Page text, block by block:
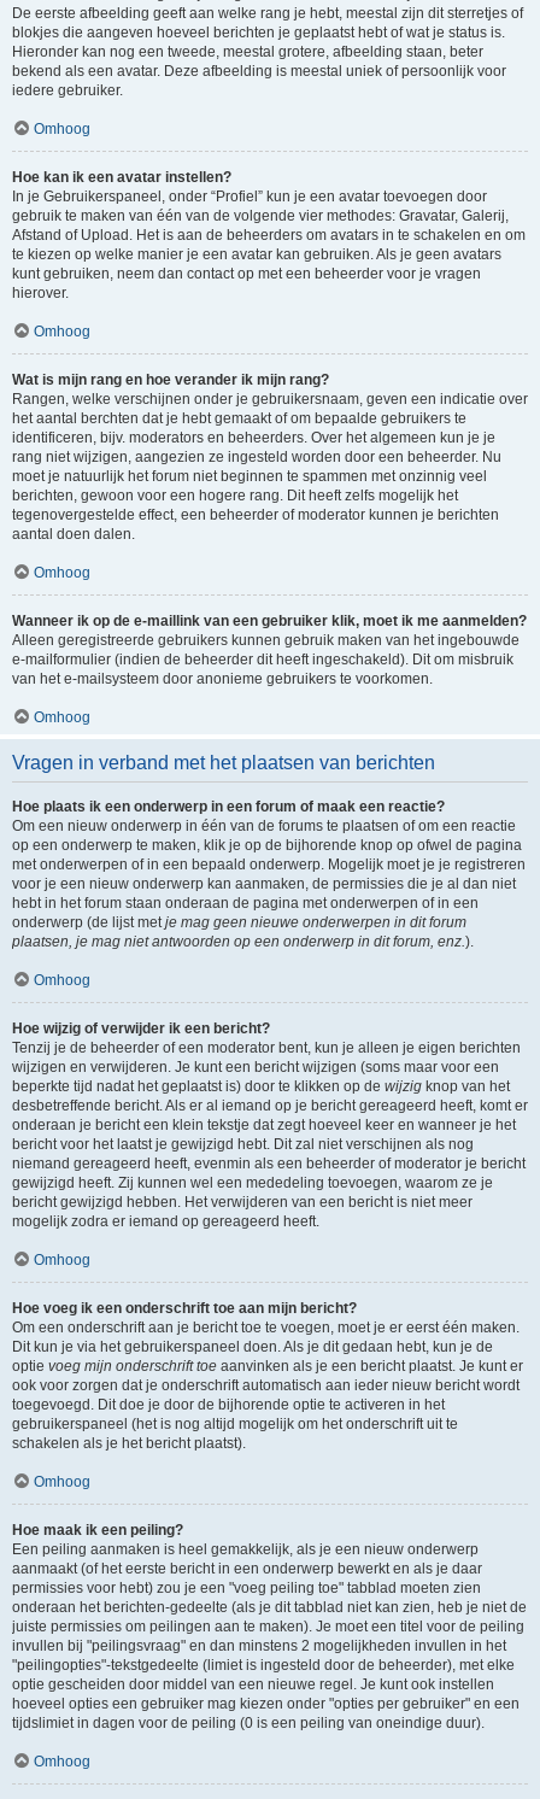
De eerste afbeelding geeft aan welke rang je hebt, meestal zijn dit sterretjes of
blokjes die aangeven hoeveel berichten je geplaatst hebt of wat je status is.
Hieronder kan nog een tweede, meestal grotere, afbeelding staan, beter
bekend als een avatar. Deze afbeelding is meestal uniek of persoonlijk voor
iedere gebruiker.
Omhoog
Hoe kan ik een avatar instellen?
In je Gebruikerspaneel, onder “Profiel” kun je een avatar toevoegen door
gebruik te maken van één van de volgende vier methodes: Gravatar, Galerij,
Afstand of Upload. Het is aan de beheerders om avatars in te schakelen en om
te kiezen op welke manier je een avatar kan gebruiken. Als je geen avatars
kunt gebruiken, neem dan contact op met een beheerder voor je vragen
hierover.
Omhoog
Wat is mijn rang en hoe verander ik mijn rang?
Rangen, welke verschijnen onder je gebruikersnaam, geven een indicatie over
het aantal berchten dat je hebt gemaakt of om bepaalde gebruikers te
identificeren, bijv. moderators en beheerders. Over het algemeen kun je je
rang niet wijzigen, aangezien ze ingesteld worden door een beheerder. Nu
moet je natuurlijk het forum niet beginnen te spammen met onzinnig veel
berichten, gewoon voor een hogere rang. Dit heeft zelfs mogelijk het
tegenovergestelde effect, een beheerder of moderator kunnen je berichten
aantal doen dalen.
Omhoog
Wanneer ik op de e-maillink van een gebruiker klik, moet ik me aanmelden?
Alleen geregistreerde gebruikers kunnen gebruik maken van het ingebouwde
e-mailformulier (indien de beheerder dit heeft ingeschakeld). Dit om misbruik
van het e-mailsysteem door anonieme gebruikers te voorkomen.
Omhoog
Vragen in verband met het plaatsen van berichten
Hoe plaats ik een onderwerp in een forum of maak een reactie?
Om een nieuw onderwerp in één van de forums te plaatsen of om een reactie
op een onderwerp te maken, klik je op de bijhorende knop op ofwel de pagina
met onderwerpen of in een bepaald onderwerp. Mogelijk moet je je registreren
voor je een nieuw onderwerp kan aanmaken, de permissies die je al dan niet
hebt in het forum staan onderaan de pagina met onderwerpen of in een
onderwerp (de lijst met je mag geen nieuwe onderwerpen in dit forum
plaatsen, je mag niet antwoorden op een onderwerp in dit forum, enz. ).
Omhoog
Hoe wijzig of verwijder ik een bericht?
Tenzij je de beheerder of een moderator bent, kun je alleen je eigen berichten
wijzigen en verwijderen. Je kunt een bericht wijzigen (soms maar voor een
beperkte tijd nadat het geplaatst is) door te klikken op de wijzig knop van het
desbetreffende bericht. Als er al iemand op je bericht gereageerd heeft, komt er
onderaan je bericht een klein tekstje dat zegt hoeveel keer en wanneer je het
bericht voor het laatst je gewijzigd hebt. Dit zal niet verschijnen als nog
niemand gereageerd heeft, evenmin als een beheerder of moderator je bericht
gewijzigd heeft. Zij kunnen wel een mededeling toevoegen, waarom ze je
bericht gewijzigd hebben. Het verwijderen van een bericht is niet meer
mogelijk zodra er iemand op gereageerd heeft.
Omhoog
Hoe voeg ik een onderschrift toe aan mijn bericht?
Om een onderschrift aan je bericht toe te voegen, moet je er eerst één maken.
Dit kun je via het gebruikerspaneel doen. Als je dit gedaan hebt, kun je de
optie voeg mijn onderschrift toe aanvinken als je een bericht plaatst. Je kunt er
ook voor zorgen dat je onderschrift automatisch aan ieder nieuw bericht wordt
toegevoegd. Dit doe je door de bijhorende optie te activeren in het
gebruikerspaneel (het is nog altijd mogelijk om het onderschrift uit te
schakelen als je het bericht plaatst).
Omhoog
Hoe maak ik een peiling?
Een peiling aanmaken is heel gemakkelijk, als je een nieuw onderwerp
aanmaakt (of het eerste bericht in een onderwerp bewerkt en als je daar
permissies voor hebt) zou je een "voeg peiling toe" tabblad moeten zien
onderaan het berichten-gedeelte (als je dit tabblad niet kan zien, heb je niet de
juiste permissies om peilingen aan te maken). Je moet een titel voor de peiling
invullen bij "peilingsvraag" en dan minstens 2 mogelijkheden invullen in het
"peilingopties"-tekstgedeelte (limiet is ingesteld door de beheerder), met elke
optie gescheiden door middel van een nieuwe regel. Je kunt ook instellen
hoeveel opties een gebruiker mag kiezen onder "opties per gebruiker" en een
tijdslimiet in dagen voor de peiling (0 is een peiling van oneindige duur).
Omhoog